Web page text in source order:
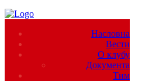
Насловна
Вести
О клубу
Документа
Тим